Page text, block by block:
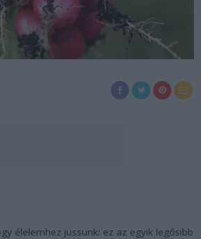
élelemhez jussunk: ez az egyik legősibb